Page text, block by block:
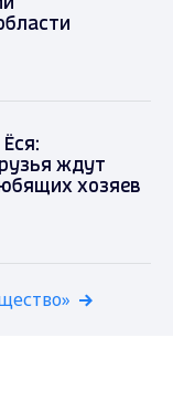
ждут
хозяев